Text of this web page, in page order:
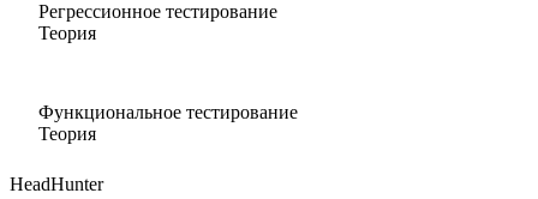
Регрессионное тестирование
Теория
Функциональное тестирование
Теория
HeadHunter